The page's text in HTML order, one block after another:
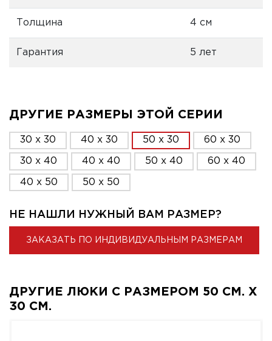
Толщина 4 см
Гарантия 5 лет
ДРУГИЕ РАЗМЕРЫ ЭТОЙ СЕРИИ
30 x 30 40 x 30 50 x 30 60 x 30
30 x 40 40 x 40 50 x 40 60 x 40
40 x 50 50 x 50
НЕ НАШЛИ НУЖНЫЙ ВАМ РАЗМЕР?
ЗАКАЗАТЬ ПО ИНДИВИДУАЛЬНЫМ РАЗМЕРАМ
ДРУГИЕ ЛЮКИ С РАЗМЕРОМ 50 СМ. X
30 СМ.